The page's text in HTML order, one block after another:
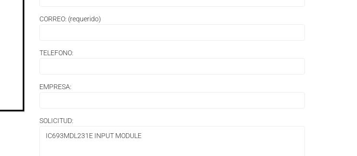
CORREO: (requerido)
TELEFONO:
EMPRESA:
SOLICITUD: